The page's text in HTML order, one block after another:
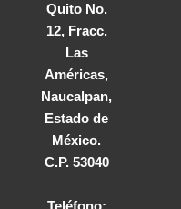
Quito No.
12, Fracc.
Las
Américas,
Naucalpan,
Estado de
México.
C.P. 53040